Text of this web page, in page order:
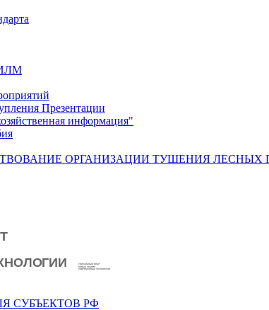
Презентации
информация"
ОРГАНИЗАЦИИ ТУШЕНИЯ ЛЕСНЫХ
СУБЪЕКТОВ РФ